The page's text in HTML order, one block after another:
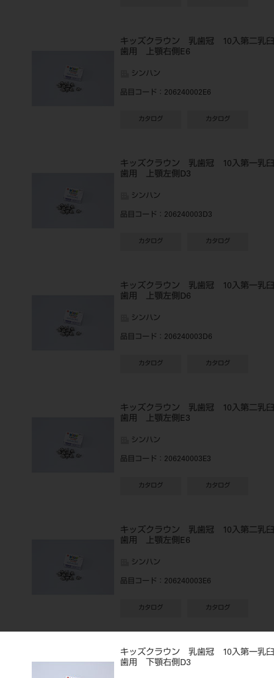
キッズクラウン 乳歯冠 10入第二乳臼
歯用 上顎右側E6
シンハン
品目コード ：206240002E6
カタログ カタログ
キッズクラウン 乳歯冠 10入第一乳臼
歯用 上顎左側D3
シンハン
品目コード ：206240003D3
カタログ カタログ
キッズクラウン 乳歯冠 10入第一乳臼
歯用 上顎左側D6
シンハン
品目コード ：206240003D6
カタログ カタログ
キッズクラウン 乳歯冠 10入第二乳臼
歯用 上顎左側E3
シンハン
品目コード ：206240003E3
カタログ カタログ
キッズクラウン 乳歯冠 10入第二乳臼
歯用 上顎左側E6
シンハン
品目コード ：206240003E6
カタログ カタログ
キッズクラウン 乳歯冠 10入第一乳臼
歯用 下顎右側D3